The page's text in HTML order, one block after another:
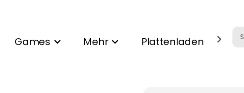
Games Mehr Plattenladen